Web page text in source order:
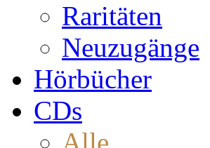
Raritäten
Neuzugänge
Hörbücher
CDs